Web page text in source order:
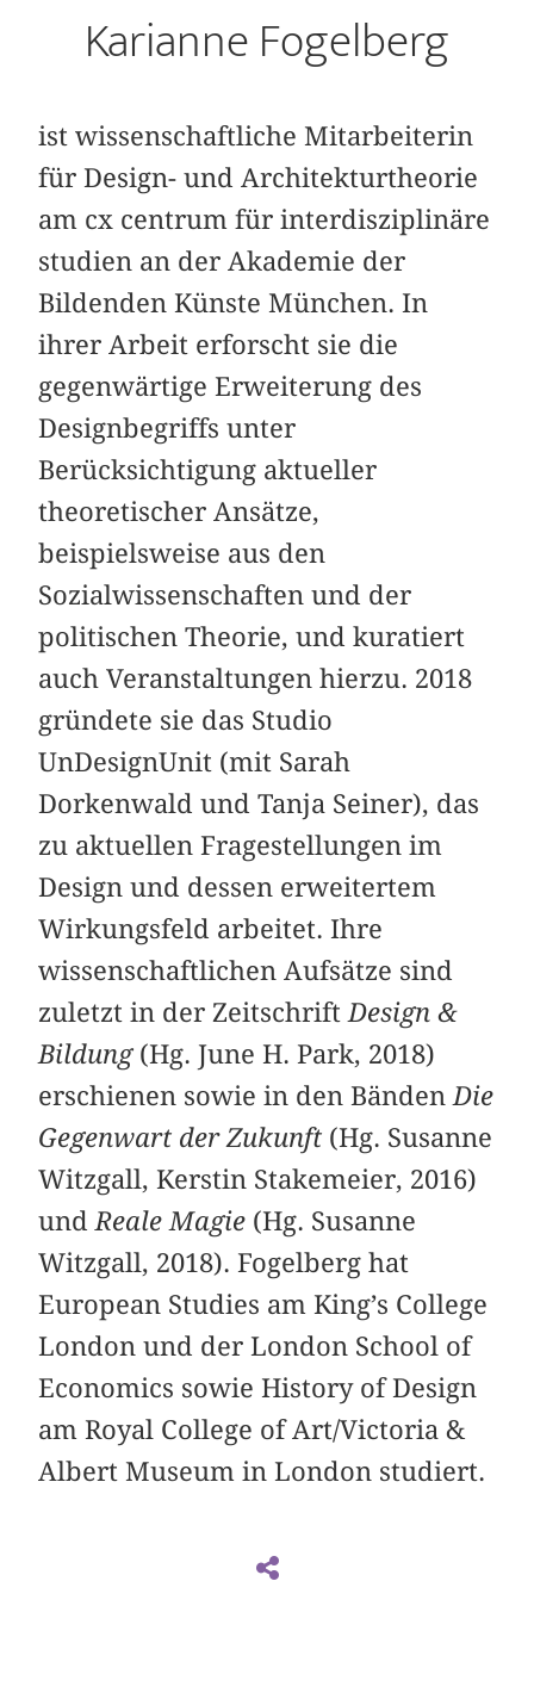
Karianne Fogelberg
ist wissenschaftliche Mitarbeiterin
für Design- und Architekturtheorie
am cx centrum für interdisziplinäre
studien an der Akademie der
Bildenden Künste München. In
ihrer Arbeit erforscht sie die
gegenwärtige Erweiterung des
Designbegriffs unter
Berücksichtigung aktueller
theoretischer Ansätze,
beispielsweise aus den
Sozialwissenschaften und der
politischen Theorie, und kuratiert
auch Veranstaltungen hierzu. 2018
gründete sie das Studio
UnDesignUnit (mit Sarah
Dorkenwald und Tanja Seiner), das
zu aktuellen Fragestellungen im
Design und dessen erweitertem
Wirkungsfeld arbeitet. Ihre
wissenschaftlichen Aufsätze sind
zuletzt in der Zeitschrift Design &
Bildung(Hg. June H. Park, 2018)
erschienen sowie in den Bänden Die
Gegenwart der Zukunft (Hg. Susanne
Witzgall, Kerstin Stakemeier, 2016)
und Reale Magie (Hg. Susanne
Witzgall, 2018). Fogelberg hat
European Studies am King’s College
London und der London School of
Economics sowie History of Design
am Royal College of Art/Victoria &
Albert Museum in London studiert.